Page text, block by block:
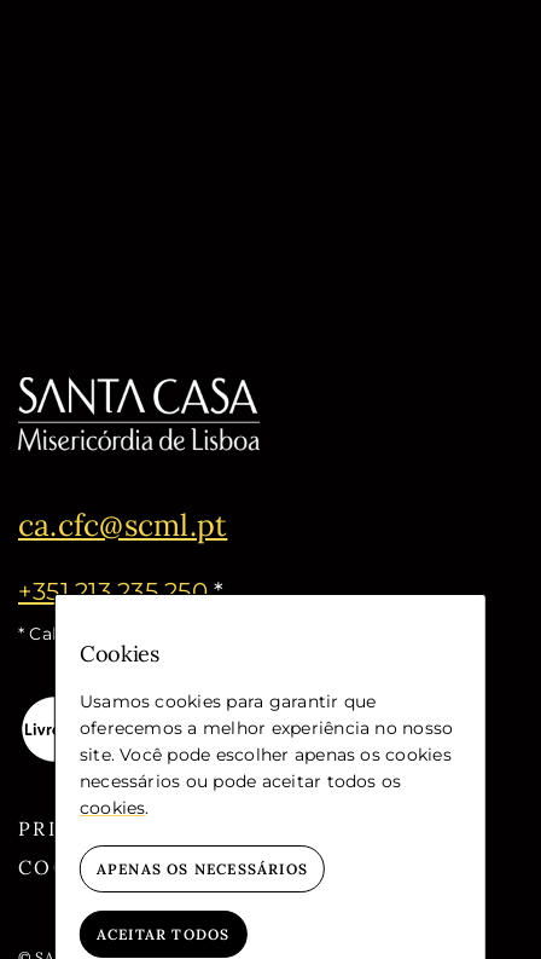
ca.cfc@scml.pt
+351 213 235 250*
* Call cost for the national fixed network
PRIVACY
COOKIES
Cookies
Usamos cookies para garantir que
oferecemos a melhor experiência no nosso
site. Você pode escolher apenas os cookies
necessários ou pode aceitar todos os
cookies.
APENAS OS NECESSÁRIOS
ACEITAR TODOS